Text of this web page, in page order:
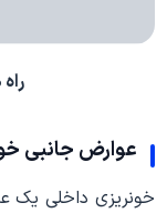
عوارض جانبی
خونریزی داخلی یک